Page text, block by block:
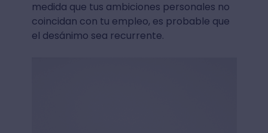
medida que tus ambiciones personales no
coincidan con tu empleo, es probable que
el desánimo sea recurrente.